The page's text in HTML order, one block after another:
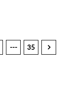
--- 35